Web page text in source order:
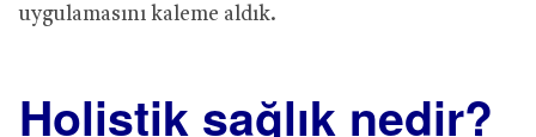
uygulamasını kaleme aldık.
Holistik sağlık nedir?